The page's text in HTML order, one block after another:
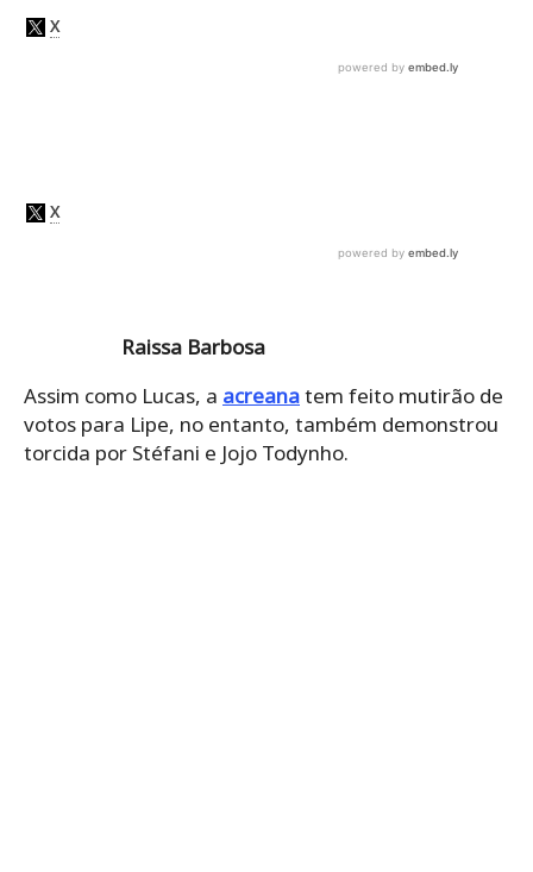
Raissa Barbosa
Assim como Lucas, a acreanatem feito mutirão de
votos para Lipe, no entanto, também demonstrou
torcida por Stéfani e Jojo Todynho.